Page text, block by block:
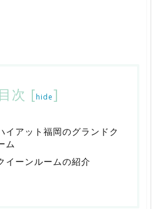
目次 [hide]
イアット福岡のグランドク
ム
イーンルームの紹介